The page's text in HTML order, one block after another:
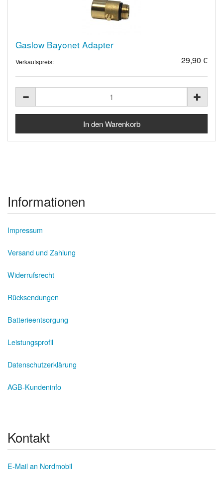
Gaslow Bayonet Adapter
Verkaufspreis: 29,90 €
Informationen
Impressum
Versand und Zahlung
Widerrufsrecht
Rücksendungen
Batterieentsorgung
Leistungsprofil
Datenschutzerklärung
AGB-Kundeninfo
Kontakt
E-Mail an Nordmobil